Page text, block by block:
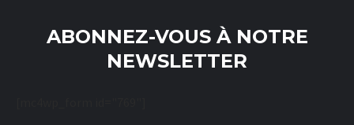
ABONNEZ-VOUS À NOTRE
NEWSLETTER